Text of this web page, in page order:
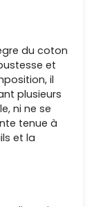
du coton
et
il
plusieurs
ni ne se
tenue à
et la